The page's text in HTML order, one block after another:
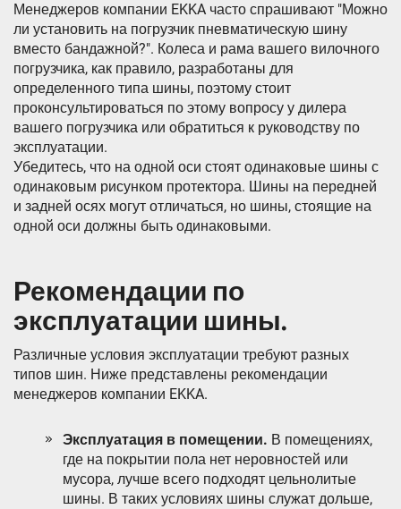
Менеджеров компании EKKA часто спрашивают "Можно
ли установить на погрузчик пневматическую шину
вместо бандажной?". Колеса и рама вашего вилочного
погрузчика, как правило, разработаны для
определенного типа шины, поэтому стоит
проконсультироваться по этому вопросу у дилера
вашего погрузчика или обратиться к руководству по
эксплуатации.
Убедитесь, что на одной оси стоят одинаковые шины с
одинаковым рисунком протектора. Шины на передней
и задней осях могут отличаться, но шины, стоящие на
одной оси должны быть одинаковыми.
Рекомендации по
эксплуатации шины.
Различные условия эксплуатации требуют разных
типов шин. Ниже представлены рекомендации
менеджеров компании EKKA.
Эксплуатация в помещении. В помещениях,
где на покрытии пола нет неровностей или
мусора, лучше всего подходят цельнолитые
шины. В таких условиях шины служат дольше,